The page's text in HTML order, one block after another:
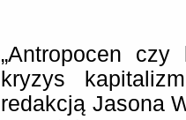
„Antropocen czy
kryzys
redakcją Jasona